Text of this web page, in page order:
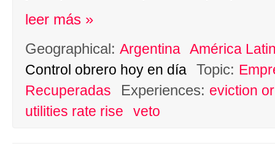
leer más »
Geographical: Argentina América
Control obrero hoy en día
Topic:
Recuperadas
Experiences: eviction
utilities rate rise
veto